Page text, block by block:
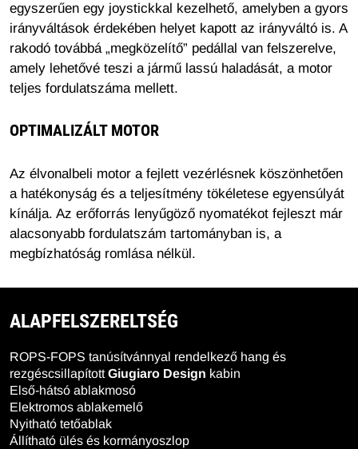
egyszerűen egy joystickkal kezelhető, amelyben a gyors
irányváltások érdekében helyet kapott az irányváltó is. A
rakodó továbbá „megközelítő” pedállal van felszerelve,
amely lehetővé teszi a jármű lassú haladását, a motor
teljes fordulatszáma mellett.
OPTIMALIZÁLT MOTOR
Az élvonalbeli motor a fejlett vezérlésnek köszönhetően
a hatékonyság és a teljesítmény tökéletese egyensúlyát
kínálja. Az erőforrás lenyűgöző nyomatékot fejleszt már
alacsonyabb fordulatszám tartományban is, a
megbízhatóság romlása nélkül.
ALAPFELSZERELTSÉG
ROPS-FOPS tanúsítvánnyal rendelkező hang és
rezgéscsillapítottGiugiaro Design kabin
Első-hátsó ablakmosó
Elektromos ablakemelő
Nyitható tetőablak
Állítható ülés és kormányoszlop